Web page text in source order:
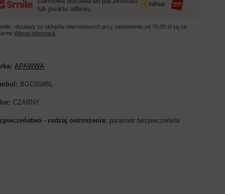
lub punktu odbioru
- dostawy ze sklepów internetowych przy zamówieniu od 70,00 zł są za
Więcej informacji.
APAWWA
BGC659BL
CZARNY
- rodzaj ostrzeżenia parametr bezpieczeństa